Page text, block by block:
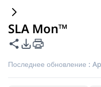
SLA Mon™
Поделиться этой
Параметры
Последнее обновление :